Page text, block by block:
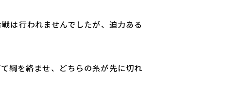
は行われませんでしたが、迫力ある
綱を絡ませ、どちらの糸が先に切れ